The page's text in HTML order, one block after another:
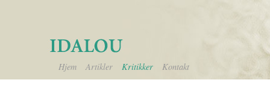
Hjem Artikler Kritikker Kontakt